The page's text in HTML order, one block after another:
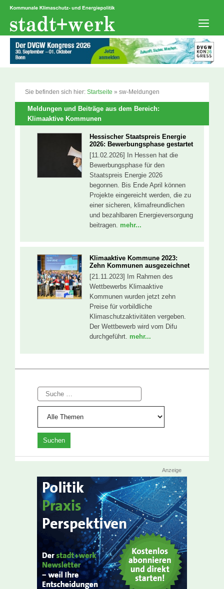
Zum
springen
Sie befinden sich hier: Startseite » sw-Meldungen
Meldungen und Beiträge aus dem Bereich:
Klimaaktive Kommunen
Hessischer Staatspreis Energie
2026: Bewerbungsphase gestartet
[11.02.2026] In Hessen hat die
Bewerbungsphase für den
Staatspreis Energie 2026
begonnen. Bis Ende April können
Projekte eingereicht werden, die zu
einer sicheren, klimafreundlichen
und bezahlbaren Energieversorgung
beitragen. mehr...
Klimaaktive Kommune 2023:
Zehn Kommunen ausgezeichnet
[21.11.2023] Im Rahmen des
Wettbewerbs Klimaaktive
Kommunen wurden jetzt zehn
Preise für vorbildliche
Klimaschutzaktivitäten vergeben.
Der Wettbewerb wird vom Difu
durchgeführt. mehr...
Suche
Anzeige